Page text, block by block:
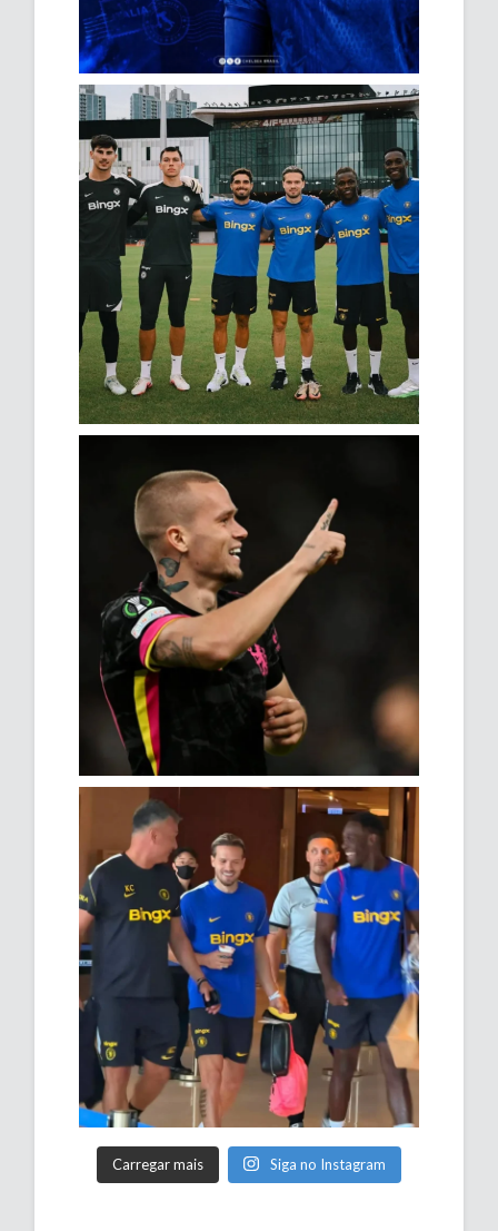
Carregar mais Siga no Instagram